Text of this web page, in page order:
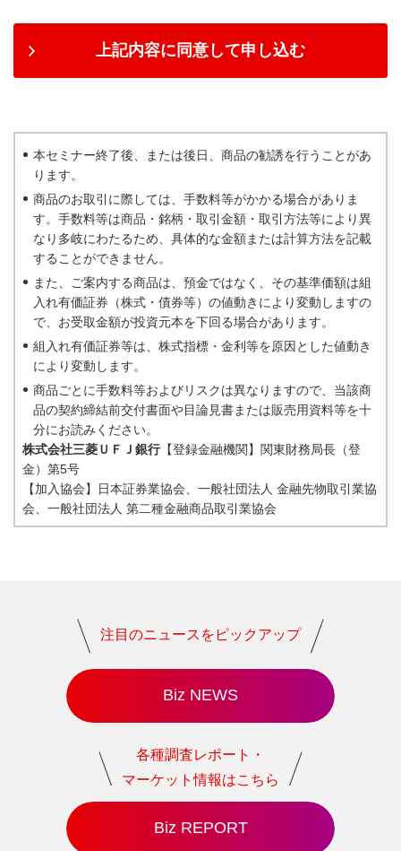
上記内容に同意して申し込む
本セミナー終了後、または後日、商品の勧誘を行うことがあ
ります。
商品のお取引に際しては、手数料等がかかる場合がありま
す。手数料等は商品・銘柄・取引金額・取引方法等により異
なり多岐にわたるため、具体的な金額または計算方法を記載
することができません。
また、ご案内する商品は、預金ではなく、その基準価額は組
入れ有価証券（株式・債券等）の値動きにより変動しますの
で、お受取金額が投資元本を下回る場合があります。
組入れ有価証券等は、株式指標・金利等を原因とした値動き
により変動します。
商品ごとに手数料等およびリスクは異なりますので、当該商
品の契約締結前交付書面や目論見書または販売用資料等を十
分にお読みください。
株式会社三菱ＵＦＪ銀行【登録金融機関】関東財務局長（登
金）第5号
【加入協会】日本証券業協会、⼀般社団法人 金融先物取引業協
会、⼀般社団法人 第二種金融商品取引業協会
各種調査レポート・
マーケット情報はこちら
Biz REPORT
注目のニュースをピックアップ
Biz NEWS